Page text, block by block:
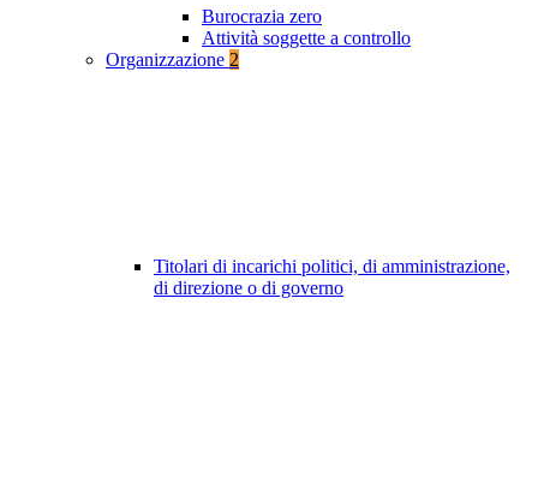
Burocrazia zero
Attività soggette a controllo
Organizzazione 2
Titolari di incarichi politici, di amministrazione,
di direzione o di governo